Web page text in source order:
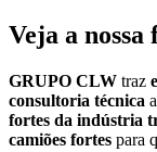
Veja a nossa
GRUPO CLW traz
consultoria técnica
fortes da indústria
camiões fortes para